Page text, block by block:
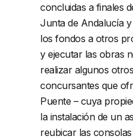
concluidas a finales
Junta de Andalucía y
los fondos a otros
y ejecutar las obras
realizar algunos
concursantes que
Puente – cuya
la instalación de un
reubicar las